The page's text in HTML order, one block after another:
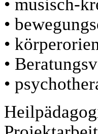
• musisch-
•
•
•
•